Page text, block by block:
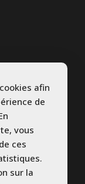
afin
de
vous
ces
sur la